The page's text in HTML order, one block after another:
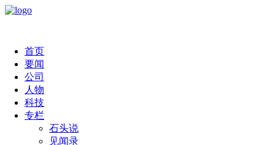
首页
要闻
公司
人物
科技
专栏
石头说
见闻录